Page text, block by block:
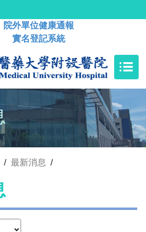
院外單位健康通報
實名登記系統
/ 最新消息 /